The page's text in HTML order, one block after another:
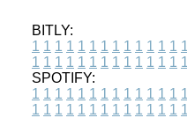
BITLY:
1 1 1 1 1 1 1 1 1 1 1 1 1 1
1 1 1 1 1 1 1 1 1 1 1 1 1 1
SPOTIFY:
1 1 1 1 1 1 1 1 1 1 1 1 1 1
1 1 1 1 1 1 1 1 1 1 1 1 1 1